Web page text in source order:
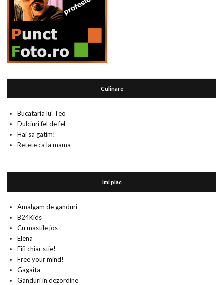
Culinare
Bucataria lu' Teo
Dulciuri fel de fel
Hai sa gatim!
Retete ca la mama
imi plac
Amalgam de ganduri
B24Kids
Cu mastile jos
Elena
Fifi chiar stie!
Free your mind!
Gagaita
Ganduri in dezordine